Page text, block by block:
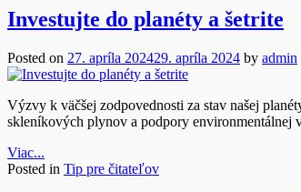
Investujte do planéty a šetrite
Posted on 27. apríla 202429. apríla 2024 by admin
Výzvy k väčšej zodpovednosti za stav našej
skleníkových plynov a podpory environmentálnej
Viac...
Posted in Tip pre čitateľov